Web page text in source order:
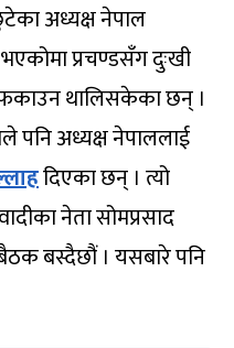
अध्यक्ष नेपाल
प्रचण्डसँग दुःखी
थालिसकेका छन् ।
पनि अध्यक्ष नेपाललाई
दिएका छन् । त्यो
नेता सोमप्रसाद
बस्दैछौं । यसबारे पनि